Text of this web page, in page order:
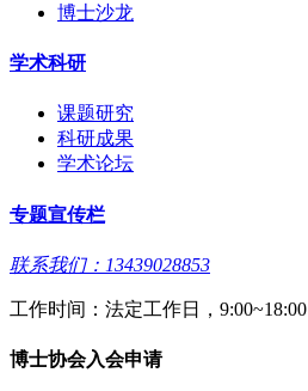
博士沙龙
学术科研
课题研究
科研成果
学术论坛
专题宣传栏
联系我们：13439028853
工作时间：法定工作日，9:00~18:00
博士协会入会申请